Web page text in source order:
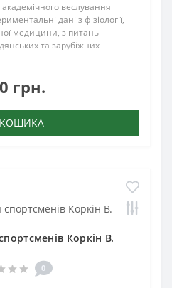
веслування
дані з фізіології,
медицини, з питань
та зарубіжних
грн.
Коркін В.
0